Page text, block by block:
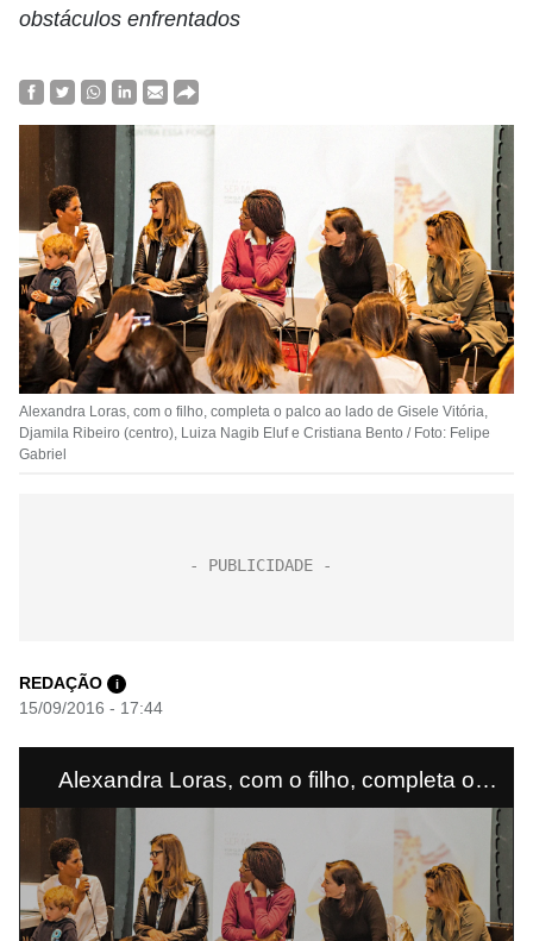
obstáculos enfrentados
Alexandra Loras, com o filho, completa o palco ao lado de Gisele Vitória,
Djamila Ribeiro (centro), Luiza Nagib Eluf e Cristiana Bento / Foto: Felipe
Gabriel
REDAÇÃO i
15/09/2016 - 17:44
Alexandra Loras, com o filho, completa o
Ribeiro (centro), Luiza Nagib Eluf e Cristiana
Bento / Foto: Felipe Gabriel